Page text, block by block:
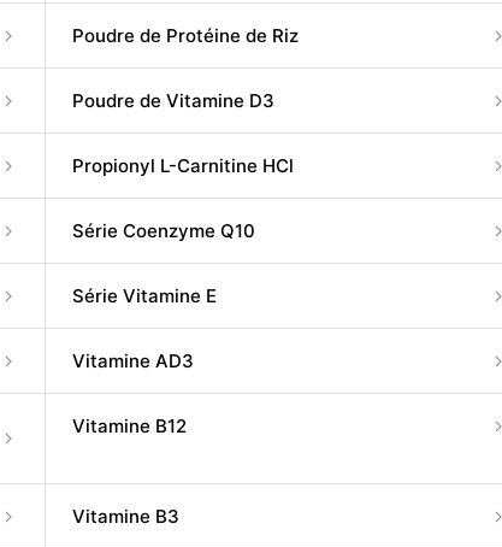
Poudre de Protéine de Riz
Poudre de Vitamine D3
Propionyl L-Carnitine HCl
Série Coenzyme Q10
Série Vitamine E
Vitamine AD3
Vitamine B12
Vitamine B3